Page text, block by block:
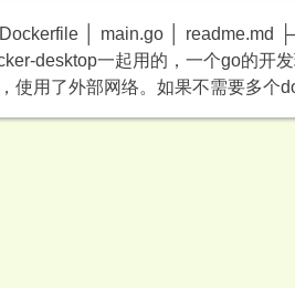
│ main.go │ readme.md
desktop一起用的，一个go的开
使用了外部网络。如果不需要多个